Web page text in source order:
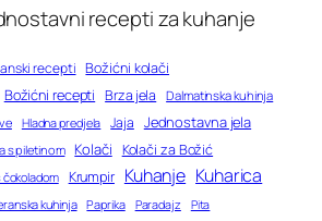
recepti za kuhanje
recepti Božićni kolači
Božićni recepti Brza jela Dalmatinska kuhinja
Hladna predjela Jaja Jednostavna jela
s piletinom Kolači Kolači za Božić
čokoladom Krumpir Kuhanje Kuharica
kuhinja Paprika Paradajz Pita